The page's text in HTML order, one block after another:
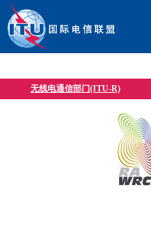
无线电通信部门(ITU-R)